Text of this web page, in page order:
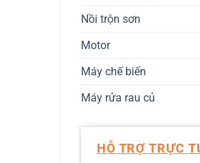
Nồi trộn sơn
Motor
Máy chế biến
Máy rửa rau củ
HỖ TRỢ TRỰC